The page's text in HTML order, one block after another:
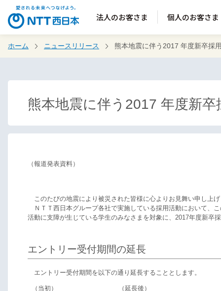
法人のお客さま 個人のお客さま
ホーム ニュースリリース 熊本地震に伴う2017 年度新卒採
熊本地震に伴う2017 年度新
（報道発表資料）
このたびの地震により被災された皆様に心よりお見舞い申し上
ＮＴＴ西日本グループ各社で実施している採用活動において、
活動に支障が生じている学生のみなさまを対象に、2017年度新卒
エントリー受付期間の延長
エントリー受付期間を以下の通り延長することとします。
（当初）
（延長後）